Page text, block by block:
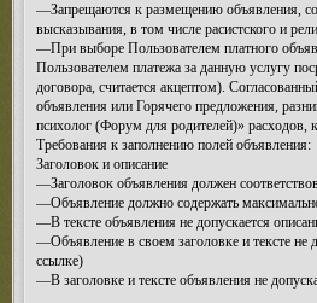
—Запрещаются к размещению объявления,
высказывания, в том числе расистского и
—При выборе Пользователем платного
Пользователем платежа за данную услугу
договора, считается акцептом).
объявления или Горячего предложения,
психолог (Форум для родителей)» расходов,
Требования к заполнению полей объявления:
Заголовок и описание
—Заголовок объявления должен
—Объявление должно содержать
—В тексте объявления не допускается
—Объявление в своем заголовке и тексте не
ссылке)
—В заголовке и тексте объявления не